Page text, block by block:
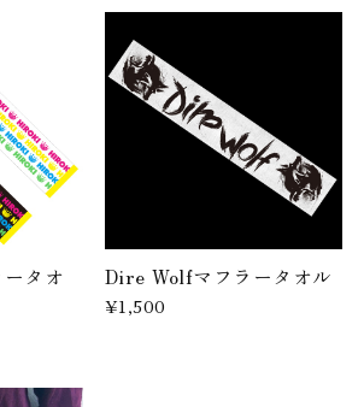
タオ
Dire Wolfマフラータオル
¥1,500